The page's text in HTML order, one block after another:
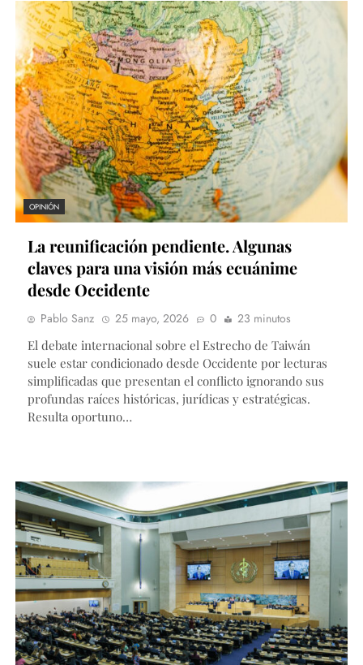
OPINIÓN
La reunificación pendiente. Algunas
claves para una visión más ecuánime
desde Occidente
Pablo Sanz 25 mayo, 2026 0
23 minutos
El debate internacional sobre el Estrecho de Taiwán
suele estar condicionado desde Occidente por lecturas
simplificadas que presentan el conflicto ignorando sus
profundas raíces históricas, jurídicas y estratégicas.
Resulta oportuno…